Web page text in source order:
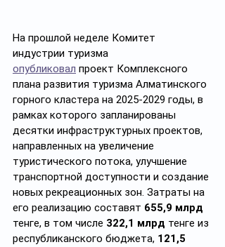
На прошлой неделе Комитет
индустрии туризма
опубликовал проект Комплексного
плана развития туризма Алматинского
горного кластера на 2025-2029 годы, в
рамках которого запланированы
десятки инфраструктурных проектов,
направленных на увеличение
туристического потока, улучшение
транспортной доступности и создание
новых рекреационных зон. Затраты на
его реализацию составят 655,9 млрд
тенге, в том числе 322,1 млрд тенге из
республиканского бюджета, 121,5